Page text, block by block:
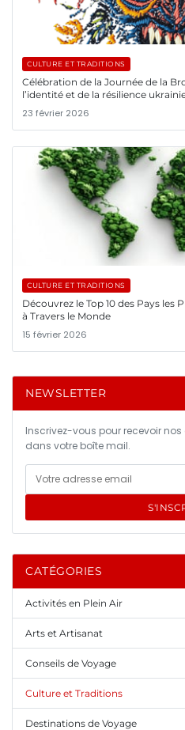
CULTURE ET TRADITIONS
Célébration de la Journée de la
l’identité et de la résilience
23 février 2026
CULTURE ET TRADITIONS
Découvrez le Top 10 des Pays les
à Travers le Monde
15 février 2026
NEWSLETTER
Inscrivez-vous pour recevoir
dans votre boîte mail.
CATÉGORIES
Activités en Plein Air
Arts et Artisanat
Conseils de Voyage
Culture et Traditions
Destinations de Voyage